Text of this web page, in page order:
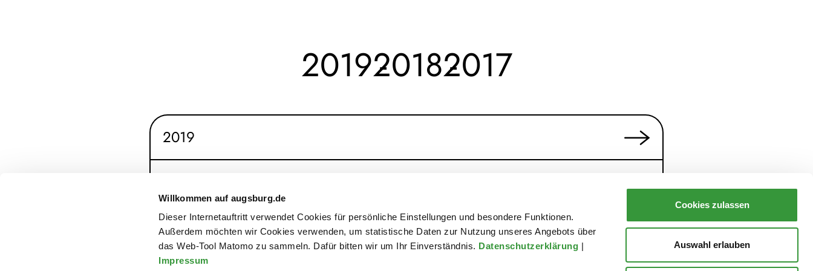
Willkommen auf augsburg.de
Dieser Internetauftritt verwendet Cookies für persönliche Einstellungen und besondere Funktionen.
Außerdem möchten wir Cookies verwenden, um statistische Daten zur Nutzung unseres Angebots über
das Web-Tool Matomo zu sammeln. Dafür bitten wir um Ihr Einverständnis. Datenschutzerklärung |
Impressum
Cookies zulassen
Auswahl erlauben
201920182017
2019
2017